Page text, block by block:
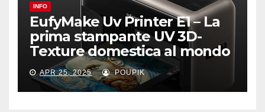
INFO
EufyMake Uv Printer E1 – La
prima stampante UV 3D-
Texture domestica al mondo
APR 25, 2025 POUPIK